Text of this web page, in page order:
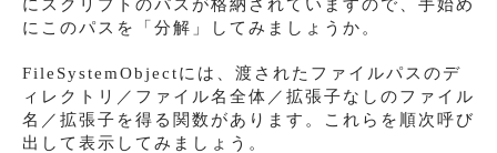
にスクリプトのパスが格納されていますので、手始め
にこのパスを「分解」してみましょうか。
FileSystemObjectには、渡されたファイルパスのデ
ィレクトリ／ファイル名全体／拡張子なしのファイル
名／拡張子を得る関数があります。これらを順次呼び
出して表示してみましょう。